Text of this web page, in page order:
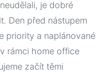
je dobré
Den před nástupem
priority a naplánované
rámci home office
začít těmi